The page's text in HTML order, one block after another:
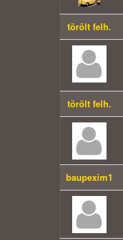
törölt felh.
törölt felh.
baupexim1